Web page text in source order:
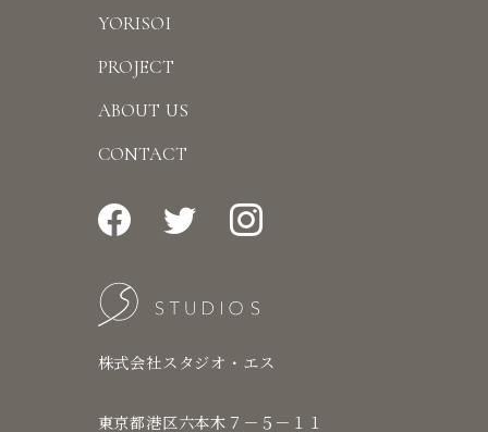
株式会社スタジオ・エス
東京都港区六本木７－５－１１
YORISOI
PROJECT
ABOUT US
CONTACT